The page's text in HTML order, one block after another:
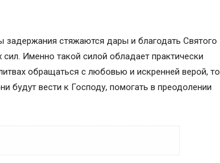
стяжаются дары и благодать Святого
Именно такой силой обладает практически
обращаться с любовью и искренней верой, то
будут вести к Господу, помогать в преодолении